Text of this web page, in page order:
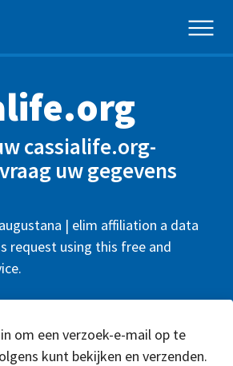
cassialife.org-
uw gegevens
| elim affiliation a data
request using this free and
om een verzoek-e-mail op te
kunt bekijken en verzenden.